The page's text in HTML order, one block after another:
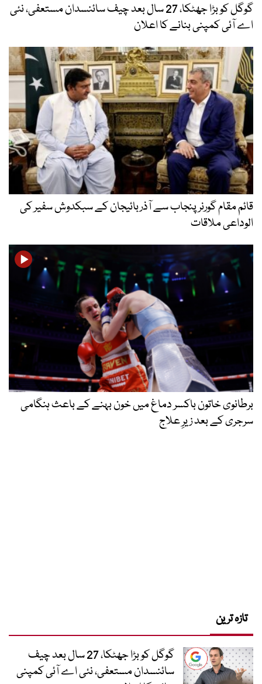
گوگل کو بڑا جھٹکا، 27 سال بعد چیف سائنسدان مستعفی، نئی
اے آئی کمپنی بنانے کا اعلان
قائم مقام گورنر پنجاب سے آذربائیجان کے سبکدوش سفیر کی
الوداعی ملاقات
برطانوی خاتون باکسر دماغ میں خون بہنے کے باعث ہنگامی
سرجری کے بعد زیرِ علاج
تازہ ترین
گوگل کو بڑا جھٹکا، 27 سال بعد چیف
سائنسدان مستعفی، نئی اے آئی کمپنی